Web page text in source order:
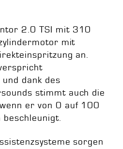
2.0 TSI mit 310
mit
an.
dank des
stimmt auch die
er von 0 auf 100
beschleunigt.
sorgen